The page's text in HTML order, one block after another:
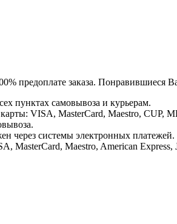
предоплате заказа.
пунктах самовывоза и курьерам.
VISA, MasterCard, Maestro, CUP,
через системы электронных платежей.
MasterCard, Maestro, American